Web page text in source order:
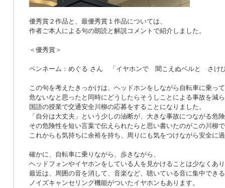
優秀賞２作品と、最優秀賞１作品については、
作者ご本人による句の朗読と解説コメントで紹介しました。
＜優秀賞＞
ペンネーム：めぐる さん 「イヤホンで 聞こえぬベルと さけ
この句を考えたきっかけは、ヘッドホンをしながら自転車に乗っ
危ないなと思ったと同時にどうしたらそうしことによる事故を減
国語の授業で交通安全川柳の応募をすることになりました。
「自分は大丈夫」という少しの油断が、大きな事故につながる危
その危険性を短い言葉で伝えられたらと思い書いたのがこの川柳
これからも気持ちに余裕を持ち、周りにも気をつけながら安全に
確かに、自転車に乗りながら、歩きながら、
ヘッドフォンやイヤホンをしている人を見かけることは少なくあ
最近は、周囲の音を消して、音楽など、聴いている音に集中できる
ノイズキャンセリング機能がついたイヤホンもあります。